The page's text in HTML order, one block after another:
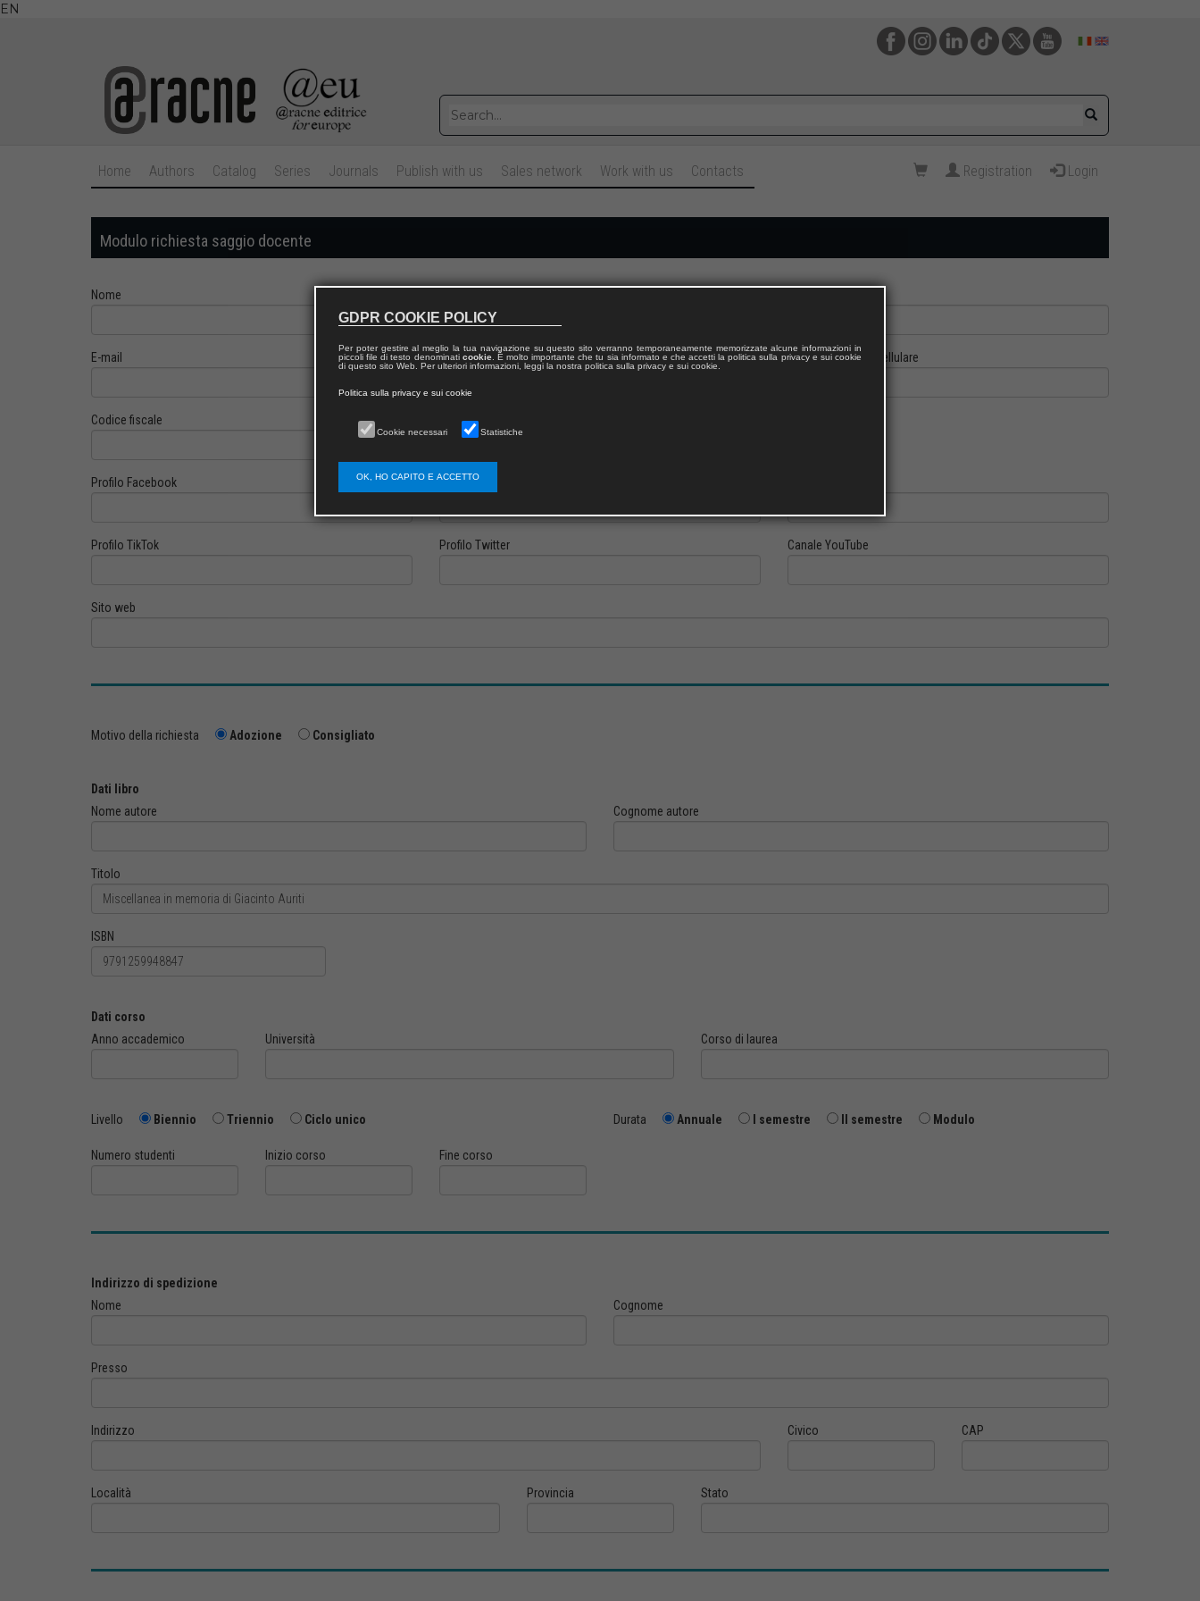
EN
Home Authors Catalog Series Journals Publish with us Sales network Work with us Contacts Registration Login
Modulo richiesta saggio docente
Nome
E-mail Telefono fisso Cellulare
Codice fiscale
Profilo Facebook Profilo Instagram
Profilo TikTok Profilo Twitter Canale YouTube
Sito web
Motivo della richiesta Adozione Consigliato
Dati libro
Nome autore
Cognome autore
Titolo
ISBN
Dati corso
Anno accademico
Università Corso di laurea
Livello Biennio Triennio Ciclo unico Durata Annuale I semestre II semestre Modulo
Numero studenti Inizio corso Fine corso
Indirizzo di spedizione
Nome
Cognome
Presso
Indirizzo Civico CAP
Località Provincia Stato
GDPR COOKIE POLICY
Per poter gestire al meglio la tua navigazione su questo sito verranno temporaneamente memorizzate alcune informazioni in
piccoli file di testo denominati cookie. È molto importante che tu sia informato e che accetti la politica sulla privacy e sui cookie
di questo sito Web. Per ulteriori informazioni, leggi la nostra politica sulla privacy e sui cookie.
Politica sulla privacy e sui cookie
Cookie necessari Statistiche
OK, HO CAPITO E ACCETTO